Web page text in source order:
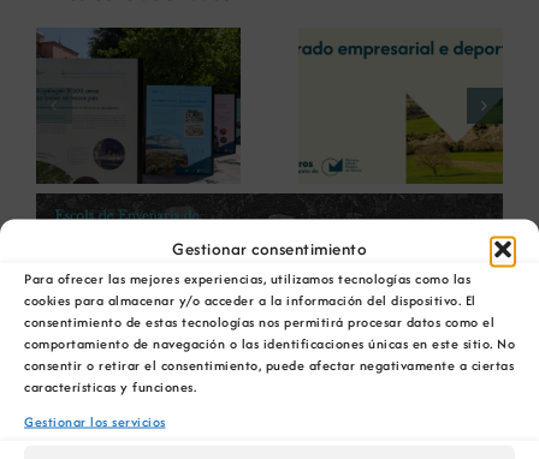
Gestionar consentimiento
Para ofrecer las mejores experiencias, utilizamos tecnologías como las
cookies para almacenar y/o acceder a la información del dispositivo. El
consentimiento de estas tecnologías nos permitirá procesar datos como el
comportamiento de navegación o las identificaciones únicas en este sitio. No
consentir o retirar el consentimiento, puede afectar negativamente a ciertas
características y funciones.
Gestionar los servicios
La COMG reúne a
dos líderes
empresarias con
motivo de su
Centenario para
debatir sobre el
futuro del rural
gallego
La OIPE y el
CRETUS
presentan las
últimas
innovaciones en
restauración
ambiental para la
minería gallega
Ver
grande